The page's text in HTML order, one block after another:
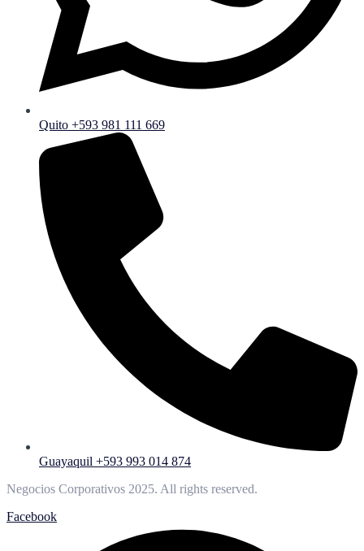
Quito +593 981 111 669
Guayaquil +593 993 014 874
Negocios Corporativos 2025. All rights reserved.
Facebook